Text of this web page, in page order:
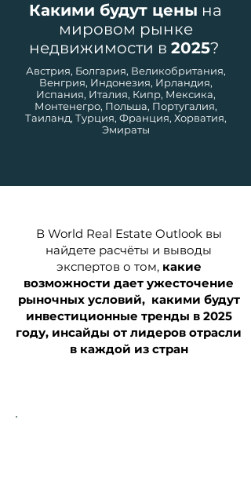
Какими будут цены на
мировом рынке
недвижимости в 2025?
Австрия, Болгария, Великобритания,
Венгрия, Индонезия, Ирландия,
Испания, Италия, Кипр, Мексика,
Монтенегро, Польша, Португалия,
Таиланд, Турция, Франция, Хорватия,
Эмираты
В World Real Estate Outlook вы
найдете расчёты и выводы
экспертов о том, какие
возможности дает ужесточение
рыночных условий, какими будут
инвестиционные тренды в 2025
году, инсайды от лидеров отрасли
в каждой из стран